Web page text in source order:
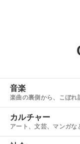
音楽
楽曲の裏側から、こぼれ
カルチャー
アート、文芸、マンガな